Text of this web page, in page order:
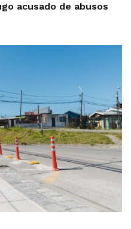
acusado de abusos